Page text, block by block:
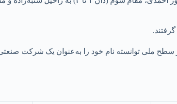
سطح ملی توانسته نام خود را به‌عنوان یک شرکت